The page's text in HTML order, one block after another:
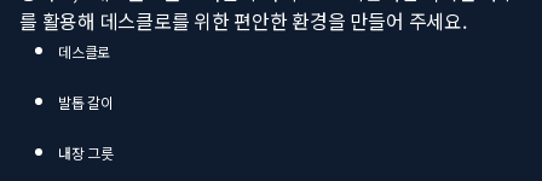
를 활용해 데스클로를 위한 편안한 환경을 만들어 주세요.
데스클로
발톱 갈이
내장 그릇